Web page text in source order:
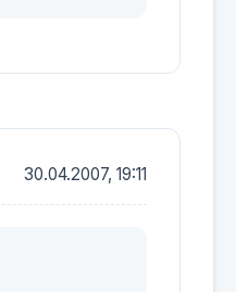
30.04.2007, 19:11